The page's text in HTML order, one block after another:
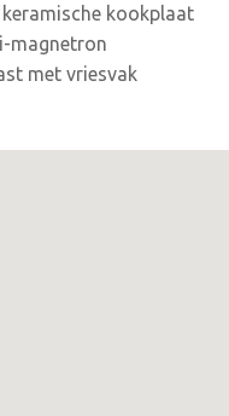
kookplaat
magnetron
met vriesvak